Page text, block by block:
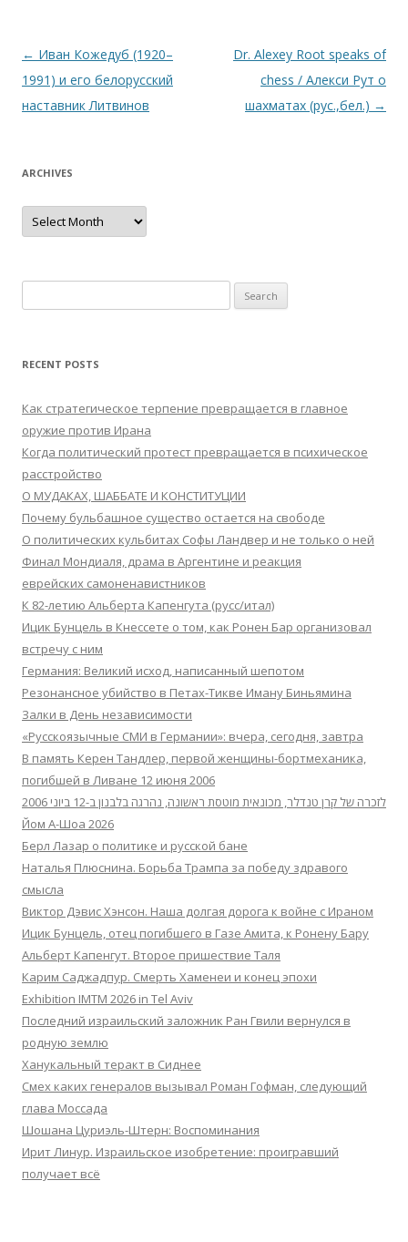
Post
navigation
← Иван Кожедуб (1920–
1991) и его белорусский
наставник Литвинов
Dr. Alexey Root speaks of
chess / Алекси Рут о
шахматах (рус.,бел.) →
ARCHIVES
Archives
for:
RECENT POSTS
Как стратегическое терпение превращается в главное
оружие против Ирана
Когда политический протест превращается в психическое
расстройство
О МУДАКАХ, ШАББАТЕ И КОНСТИТУЦИИ
Почему бульбашное существо остается на свободе
О политических кульбитах Софы Ландвер и не только о ней
Финал Мондиаля, драма в Аргентине и реакция
еврейских самоненавистников
К 82-летию Альберта Капенгута (русс/итал)
Ицик Бунцель в Кнессете о том, как Ронен Бар организовал
встречу с ним
Германия: Великий исход, написанный шепотом
Резонансное убийство в Петах-Тикве Иману Биньямина
Залки в День независимости
«Русскоязычные СМИ в Германии»: вчера, сегодня, завтра
В память Керен Тандлер, первой женщины-бортмеханика,
погибшей в Ливане 12 июня 2006
לזכרה של קרן טנדלר, מכונאית מוטסת ראשונה, נהרגה בלבנון ב-12 ביוני 2006
Йом А-Шоа 2026
Берл Лазар о политике и русской бане
Наталья Плюснина. Борьба Трампа за победу здравого
смысла
Виктор Дэвис Хэнсон. Наша долгая дорога к войне с Ираном
Ицик Бунцель, отец погибшего в Газе Амита, к Ронену Бару
Альберт Капенгут. Второе пришествие Таля
Карим Саджадпур. Смерть Хаменеи и конец эпохи
Exhibition IMTM 2026 in Tel Aviv
Последний израильский заложник Ран Гвили вернулся в
родную землю
Ханукальный теракт в Сиднее
Смех каких генералов вызывал Роман Гофман, следующий
глава Моссада
Шошана Цуриэль-Штерн: Воспоминания
Ирит Линур. Израильское изобретение: проигравший
получает всё